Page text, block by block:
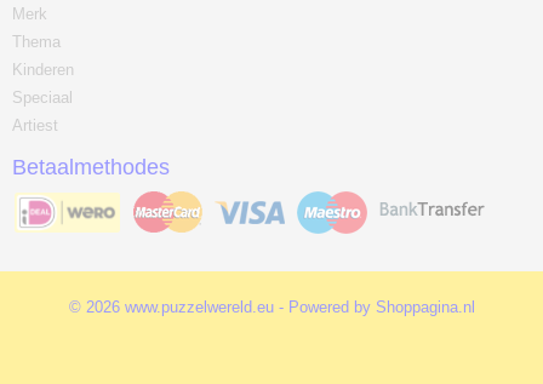
Merk
Thema
Kinderen
Speciaal
Artiest
Betaalmethodes
© 2026 www.puzzelwereld.eu - Powered by Shoppagina.nl